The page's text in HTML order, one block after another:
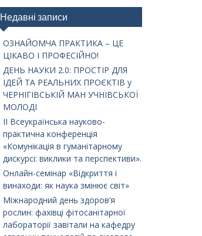
Недавні записи
ОЗНАЙОМЧА ПРАКТИКА – ЦЕ
ЦІКАВО І ПРОФЕСІЙНО!
ДЕНЬ НАУКИ 2.0: ПРОСТІР ДЛЯ
ІДЕЙ ТА РЕАЛЬНИХ ПРОЄКТІВ у
ЧЕРНІГІВСЬКІЙ МАН УЧНІВСЬКОЇ
МОЛОДІ
ІІ Всеукраїнська науково-
практична конференція
«Комунікація в гуманітарному
дискурсі: виклики та перспективи».
Онлайн-семінар «Відкриття і
винаходи: як наука змінює світ»
Міжнародний день здоров’я
рослин: фахівці фітосанітарної
лабораторії завітали на кафедру